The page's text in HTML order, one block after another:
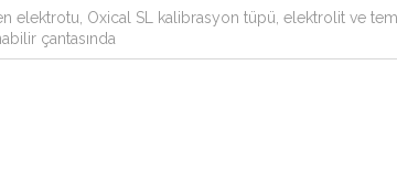
elektrotu, Oxical SL kalibrasyon tüpü, elektrolit ve
çantasında